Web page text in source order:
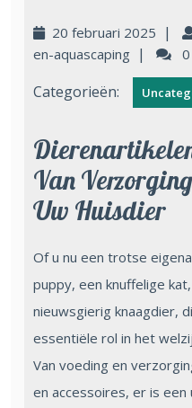
20 februari 2025 |
en-aquascaping |
Categorieën:
Van
Uw Huisdier
Of u nu een trotse
puppy, een knuffelige
nieuwsgierig knaagdier,
essentiële rol in het
Van voeding en
en accessoires, er is